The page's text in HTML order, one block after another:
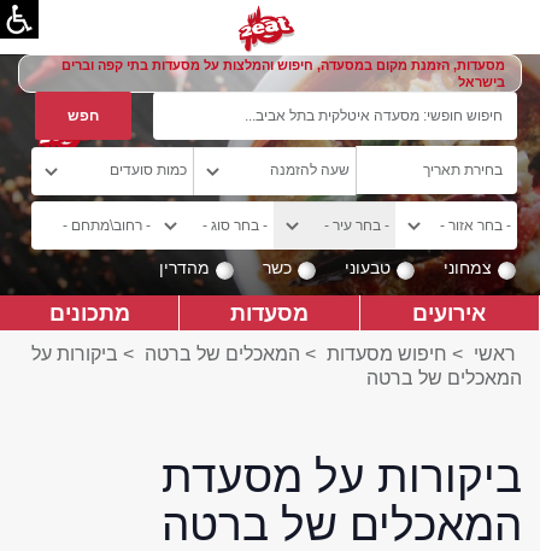
מסעדות, הזמנת מקום במסעדה, חיפוש והמלצות על מסעדות בתי קפה וברים
בישראל
צמחוני טבעוני כשר מהדרין
אירועים מסעדות מתכונים
ראשי > חיפוש מסעדות > המאכלים של ברטה > ביקורות על
המאכלים של ברטה
ביקורות על מסעדת
המאכלים של ברטה